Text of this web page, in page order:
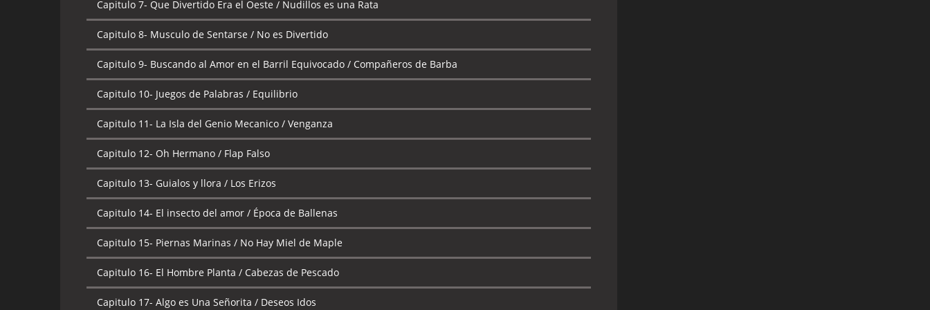
Capitulo 7- Que Divertido Era el Oeste / Nudillos es una Rata
Capitulo 8- Musculo de Sentarse / No es Divertido
Capitulo 9- Buscando al Amor en el Barril Equivocado / Compañeros de Barba
Capitulo 10- Juegos de Palabras / Equilibrio
Capitulo 11- La Isla del Genio Mecanico / Venganza
Capitulo 12- Oh Hermano / Flap Falso
Capitulo 13- Guialos y llora / Los Erizos
Capitulo 14- El insecto del amor / Época de Ballenas
Capitulo 15- Piernas Marinas / No Hay Miel de Maple
Capitulo 16- El Hombre Planta / Cabezas de Pescado
Capitulo 17- Algo es Una Señorita / Deseos Idos